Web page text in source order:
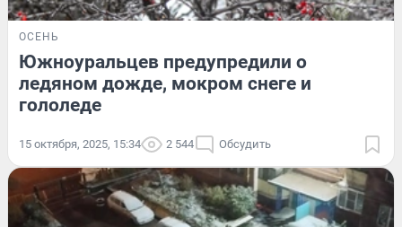
ОСЕНЬ
Южноуральцев предупредили о
ледяном дожде, мокром снеге и
гололеде
15 октября, 2025, 15:34 2 544 Обсудить